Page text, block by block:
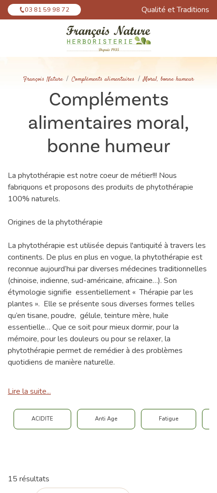
03 81 59 98 72 Qualité et Traditions
François Nature Compléments alimentaires Moral, bonne humeur
Compléments
alimentaires moral,
bonne humeur
La phytothérapie est notre coeur de métier!!! Nous
fabriquons et proposons des produits de phytothérapie
100% naturels.
Origines de la phytothérapie
La phytothérapie est utilisée depuis l'antiquité à travers les
continents. De plus en plus en vogue, la phytothérapie est
reconnue aujourd’hui par diverses médecines traditionnelles
(chinoise, indienne, sud-américaine, africaine…). Son
étymologie signifie essentiellement « Thérapie par les
plantes ». Elle se présente sous diverses formes telles
qu’en tisane, poudre, gélule, teinture mère, huile
essentielle… Que ce soit pour mieux dormir, pour la
mémoire, pour les douleurs ou pour se relaxer, la
phytothérapie permet de remédier à des problèmes
quotidiens de manière naturelle.
Lire la suite...
ACIDITE Anti Age Fatigue
15 résultats
Panneau de gestion des cookies